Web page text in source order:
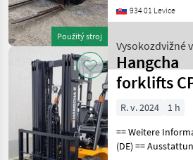
Použitý stroj
plyn, váha 2970kg, po
6.900€ + DPH Vy
934 01 Levice
Vysokozdvižné
skladová
Hangcha
Hangcha
forklifts
R. v. 2024
1 h
== Weitere
(DE) == Ausstattung : ----------